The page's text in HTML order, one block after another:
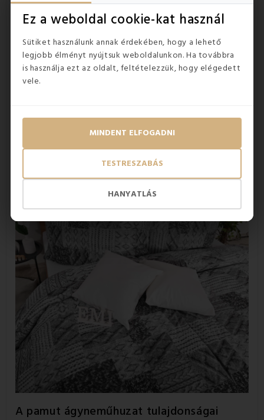
Ez a weboldal cookie-kat használ
Sütiket használunk annak érdekében, hogy a lehető
legjobb élményt nyújtsuk weboldalunkon. Ha továbbra
is használja ezt az oldalt, feltételezzük, hogy elégedett
vele.
HANYATLÁS
TESTRESZABÁS
MINDENT ELFOGADNI
A 100% deluxe pamutból készült
ágyneműhuzat előnyei
légies könnyedségű anyag
gyönyörű mintával rendelkezik
minőségi és zavartalan alvást biztosít
A pamut ágyneműhuzat tulajdonságai